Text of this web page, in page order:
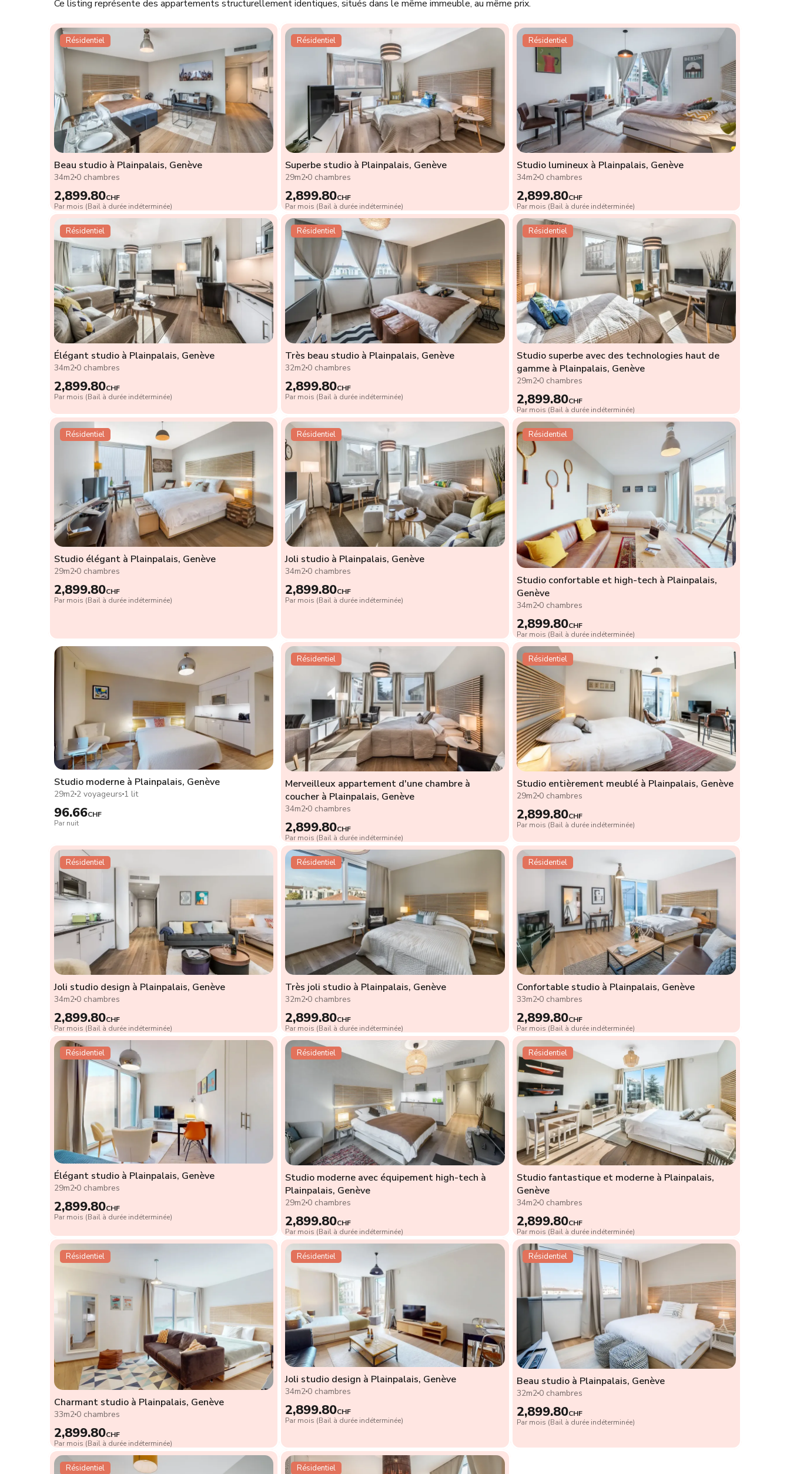
Ce listing représente des appartements structurellement identiques, situés dans le même immeuble, au même prix.
Résidentiel
Beau studio à Plainpalais, Genève
34m2 0 chambres
2,899.80CHF
Par mois (Bail à durée indéterminée)
Résidentiel
Superbe studio à Plainpalais, Genève
29m20 chambres
2,899.80CHF
Par mois (Bail à durée indéterminée)
Résidentiel
Studio lumineux à Plainpalais, Genève
34m20 chambres
2,899.80CHF
Par mois (Bail à durée indéterminée)
Résidentiel
Élégant studio à Plainpalais, Genève
34m2 0 chambres
2,899.80CHF
Par mois (Bail à durée indéterminée)
Résidentiel
Très beau studio à Plainpalais, Genève
32m20 chambres
2,899.80CHF
Par mois (Bail à durée indéterminée)
Résidentiel
Studio superbe avec des technologies haut de
gamme à Plainpalais, Genève
29m20 chambres
2,899.80CHF
Par mois (Bail à durée indéterminée)
Résidentiel
Studio élégant à Plainpalais, Genève
29m2 0 chambres
2,899.80CHF
Par mois (Bail à durée indéterminée)
Résidentiel
Joli studio à Plainpalais, Genève
34m20 chambres
2,899.80CHF
Par mois (Bail à durée indéterminée)
Résidentiel
Studio confortable et high-tech à Plainpalais,
Genève
34m20 chambres
2,899.80CHF
Par mois (Bail à durée indéterminée)
Studio moderne à Plainpalais, Genève
29m2 2 voyageurs 1 lit
96.66CHF
Par nuit
Résidentiel
Merveilleux appartement d'une chambre à
coucher à Plainpalais, Genève
34m20 chambres
2,899.80CHF
Par mois (Bail à durée indéterminée)
Résidentiel
Studio entièrement meublé à Plainpalais, Genève
29m20 chambres
2,899.80CHF
Par mois (Bail à durée indéterminée)
Résidentiel
Joli studio design à Plainpalais, Genève
34m2 0 chambres
2,899.80CHF
Par mois (Bail à durée indéterminée)
Résidentiel
Très joli studio à Plainpalais, Genève
32m20 chambres
2,899.80CHF
Par mois (Bail à durée indéterminée)
Résidentiel
Confortable studio à Plainpalais, Genève
33m20 chambres
2,899.80CHF
Par mois (Bail à durée indéterminée)
Résidentiel
Élégant studio à Plainpalais, Genève
29m2 0 chambres
2,899.80CHF
Par mois (Bail à durée indéterminée)
Résidentiel
Studio moderne avec équipement high-tech à
Plainpalais, Genève
29m20 chambres
2,899.80CHF
Par mois (Bail à durée indéterminée)
Résidentiel
Studio fantastique et moderne à Plainpalais,
Genève
34m20 chambres
2,899.80CHF
Par mois (Bail à durée indéterminée)
Résidentiel
Charmant studio à Plainpalais, Genève
33m2 0 chambres
2,899.80CHF
Par mois (Bail à durée indéterminée)
Résidentiel
Joli studio design à Plainpalais, Genève
34m20 chambres
2,899.80CHF
Par mois (Bail à durée indéterminée)
Résidentiel
Beau studio à Plainpalais, Genève
32m20 chambres
2,899.80CHF
Par mois (Bail à durée indéterminée)
Résidentiel Résidentiel